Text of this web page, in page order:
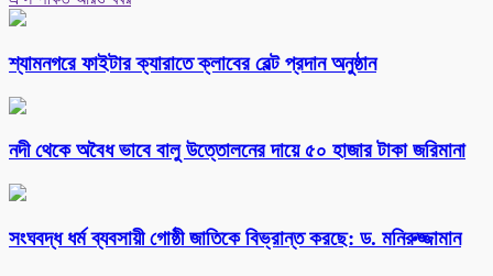
শ্যামনগরে ফাইটার ক্যারাতে ক্লাবের বেল্ট প্রদান অনুষ্ঠান
নদী থেকে অবৈধ ভাবে বালু উত্তোলনের দায়ে ৫০ হাজার টাকা জরিমানা
সংঘবদ্ধ ধর্ম ব্যবসায়ী গোষ্ঠী জাতিকে বিভ্রান্ত করছে: ড. মনিরুজ্জামান